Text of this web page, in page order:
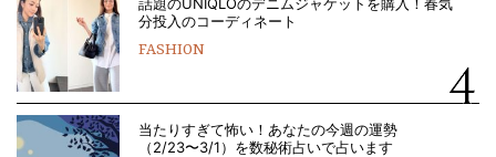
分投入のコーディネート
FASHION
当たりすぎて怖い！あなたの今週の運勢
（2/23〜3/1）を数秘術占いで占います